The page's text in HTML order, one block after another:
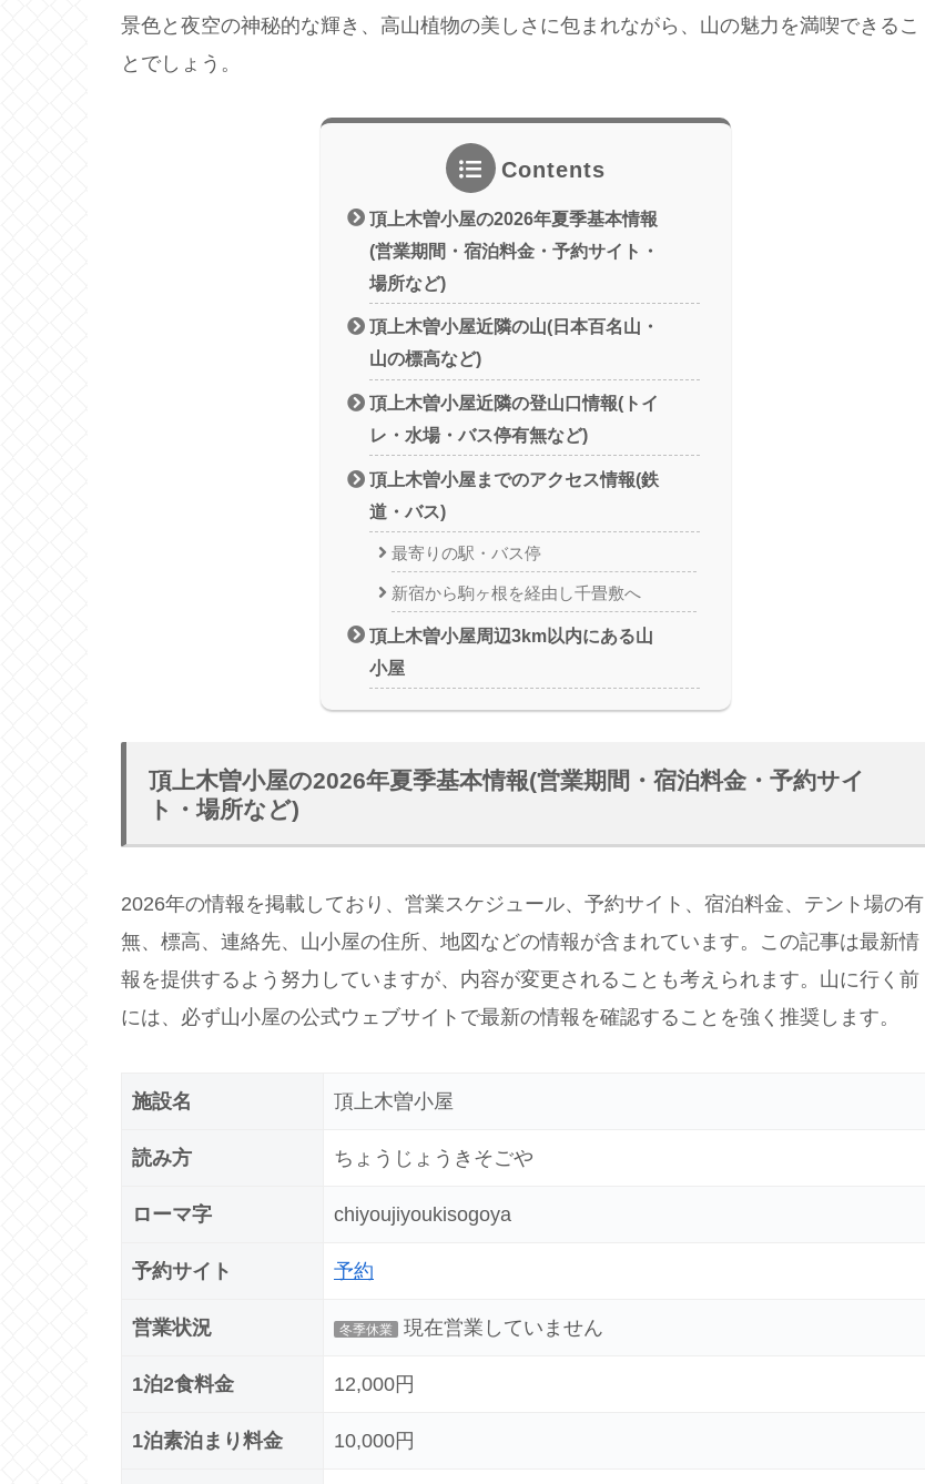
景色と夜空の神秘的な輝き、高山植物の美しさに包まれながら、山の魅力を満喫できるこ
とでしょう。
Contents
頂上木曽小屋の2026年夏季基本情報
(営業期間・宿泊料金・予約サイト・
場所など)
頂上木曽小屋近隣の山(日本百名山・
山の標高など)
頂上木曽小屋近隣の登山口情報(トイ
レ・水場・バス停有無など)
頂上木曽小屋までのアクセス情報(鉄
道・バス)
最寄りの駅・バス停
新宿から駒ヶ根を経由し千畳敷へ
頂上木曽小屋周辺3km以内にある山
小屋
頂上木曽小屋の2026年夏季基本情報(営業期間・宿泊料金・予約サイ
ト・場所など)
2026年の情報を掲載しており、営業スケジュール、予約サイト、宿泊料金、テント場の有
無、標高、連絡先、山小屋の住所、地図などの情報が含まれています。この記事は最新情
報を提供するよう努力していますが、内容が変更されることも考えられます。山に行く前
には、必ず山小屋の公式ウェブサイトで最新の情報を確認することを強く推奨します。
施設名 頂上木曽小屋
読み方 ちょうじょうきそごや
ローマ字 chiyoujiyoukisogoya
予約サイト 予約
営業状況 冬季休業 現在営業していません
1泊2食料金 12,000円
1泊素泊まり料金 10,000円